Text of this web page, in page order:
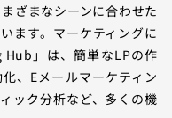
ざまなシーンに合わせた
ます。マーケティングに
」は、簡単なLPの作
、Eメールマーケティン
ック分析など、多くの機